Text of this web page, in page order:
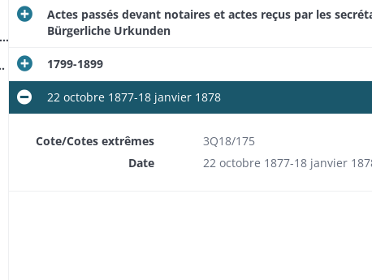
Actes passés devant notaires et actes reçus par les
Bürgerliche Urkunden
1799-1899
22 octobre 1877-18 janvier 1878
Cote/Cotes extrêmes
3Q18/175
Date
22 octobre 1877-18 janvier